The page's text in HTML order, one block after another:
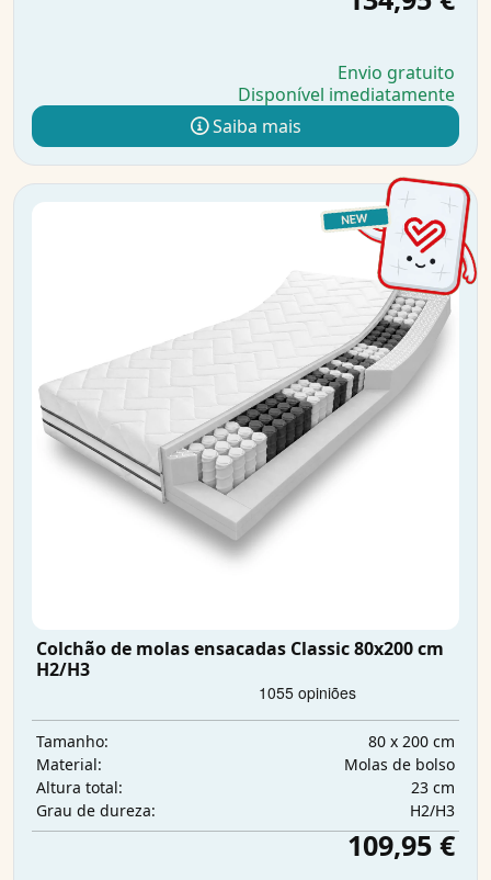
Envio gratuito
Disponível imediatamente
Saiba mais
Colchão de molas ensacadas Classic 80x200 cm
H2/H3
Tamanho:
80 x 200 cm
Material:
Molas de bolso
Altura total:
23 cm
Grau de dureza:
H2/H3
109,95 €